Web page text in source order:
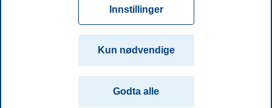
Tilgjengelighetserklæring
Kontakt oss
TrondheimStavanger
© 2026 Handelshøyskolen BI
cookies som er nødvendige for at nettsiden skal
fungere, kan du enten godta alle eller tilpasse ditt
samtykke ved å endre innstillinger.
Les mer om våre informasjonskapsler, hvilke
opplysninger vi samler inn og formålene i innstillinger
for informasjonskapsler. Du kan når som helst endre
Innstillinger
Kun nødvendige
Godta alle